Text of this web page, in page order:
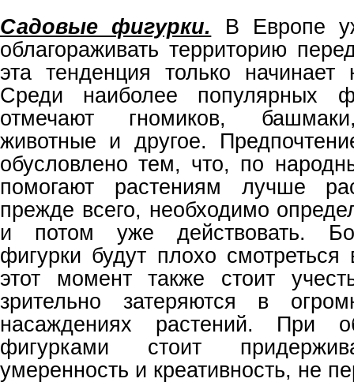
Садовые фигурки.
В Европе
облагораживать территорию
эта тенденция только начинает
Среди наиболее популярных
отмечают гномиков,
животные и другое.
обусловлено тем, что, по
помогают растениям лучше
прежде всего, необходимо
и потом уже действовать.
фигурки будут плохо
этот момент также стоит
зрительно затеряются в
насаждениях растений. При
фигурками стоит
умеренность и креативность, не